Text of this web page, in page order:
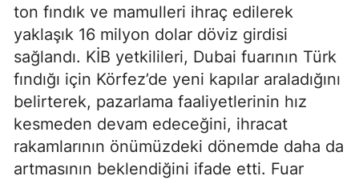
ton fındık ve mamulleri ihraç edilerek
yaklaşık 16 milyon dolar döviz girdisi
sağlandı. KİB yetkilileri, Dubai fuarının Türk
fındığı için Körfez’de yeni kapılar araladığını
belirterek, pazarlama faaliyetlerinin hız
kesmeden devam edeceğini, ihracat
rakamlarının önümüzdeki dönemde daha da
artmasının beklendiğini ifade etti. Fuar